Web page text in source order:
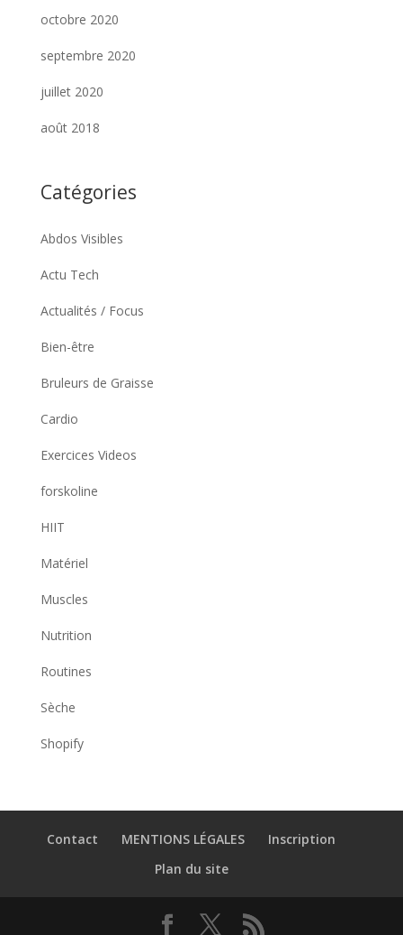
octobre 2020
septembre 2020
juillet 2020
août 2018
Catégories
Abdos Visibles
Actu Tech
Actualités / Focus
Bien-être
Bruleurs de Graisse
Cardio
Exercices Videos
forskoline
HIIT
Matériel
Muscles
Nutrition
Routines
Sèche
Shopify
Contact MENTIONS LÉGALES
Inscription
Plan du site